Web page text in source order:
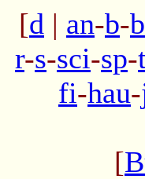
[d | an-b-
r-s-sci-sp-
fi-hau-
[